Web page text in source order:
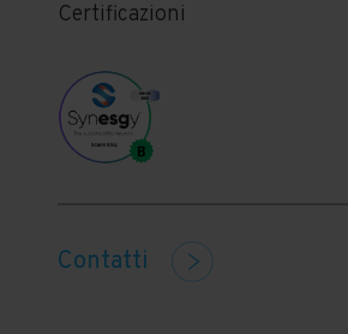
Certificazioni
Contatti